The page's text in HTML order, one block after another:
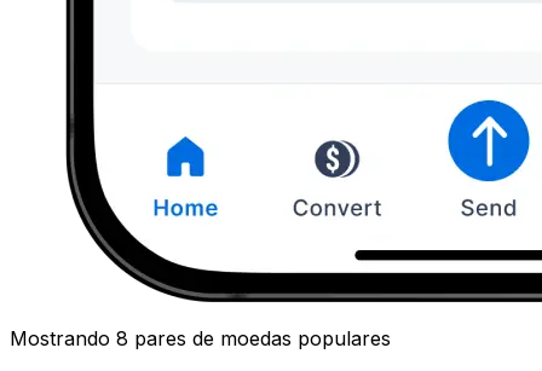
Mostrando 8 pares de moedas populares